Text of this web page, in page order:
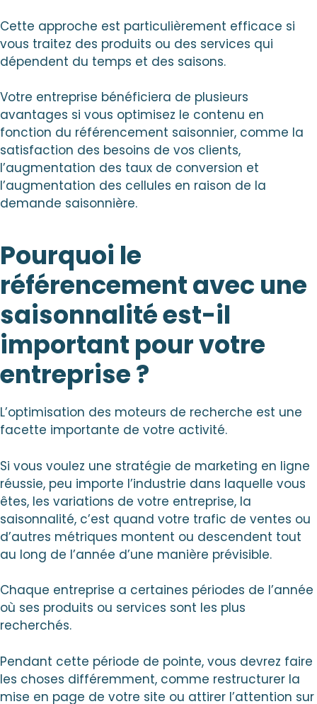
Cette approche est particulièrement efficace si
vous traitez des produits ou des services qui
dépendent du temps et des saisons.
Votre entreprise bénéficiera de plusieurs
avantages si vous optimisez le contenu en
fonction du référencement saisonnier, comme la
satisfaction des besoins de vos clients,
l’augmentation des taux de conversion et
l’augmentation des cellules en raison de la
demande saisonnière.
Pourquoi le
référencement avec une
saisonnalité est-il
important pour votre
entreprise ?
L’optimisation des moteurs de recherche est une
facette importante de votre activité.
Si vous voulez une stratégie de marketing en ligne
réussie, peu importe l’industrie dans laquelle vous
êtes, les variations de votre entreprise, la
saisonnalité, c’est quand votre trafic de ventes ou
d’autres métriques montent ou descendent tout
au long de l’année d’une manière prévisible.
Chaque entreprise a certaines périodes de l’année
où ses produits ou services sont les plus
recherchés.
Pendant cette période de pointe, vous devrez faire
les choses différemment, comme restructurer la
mise en page de votre site ou attirer l’attention sur